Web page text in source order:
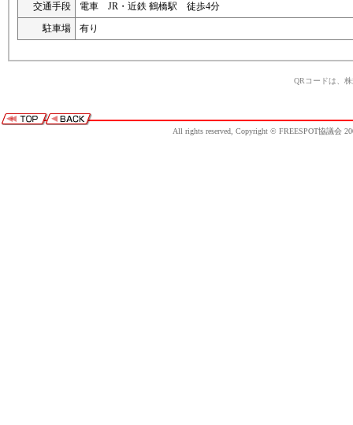
交通手段
電車 JR・近鉄 鶴橋駅 徒歩4分
駐車場
有り
QRコードは、
All rights reserved, Copyright © FREESPOT協議会